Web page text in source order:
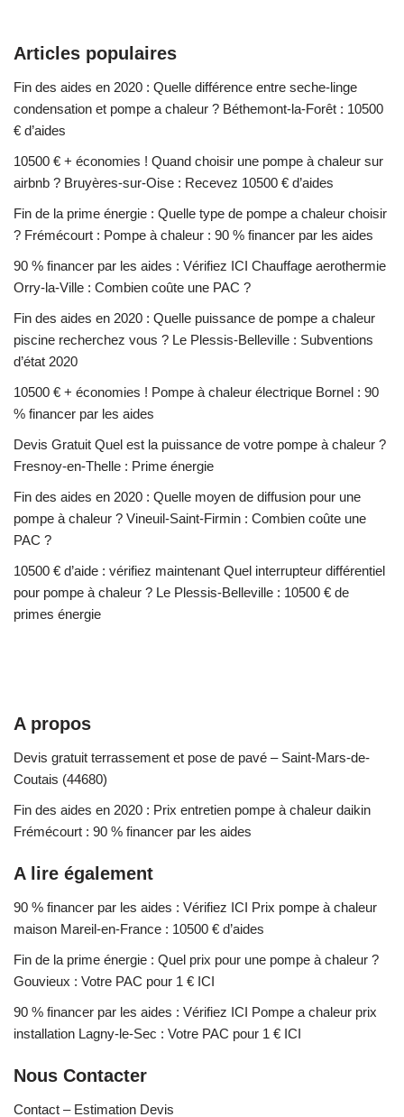
Articles populaires
Fin des aides en 2020 : Quelle différence entre seche-linge
condensation et pompe a chaleur ? Béthemont-la-Forêt : 10500
€ d’aides
10500 € + économies ! Quand choisir une pompe à chaleur sur
airbnb ? Bruyères-sur-Oise : Recevez 10500 € d’aides
Fin de la prime énergie : Quelle type de pompe a chaleur choisir
? Frémécourt : Pompe à chaleur : 90 % financer par les aides
90 % financer par les aides : Vérifiez ICI Chauffage aerothermie
Orry-la-Ville : Combien coûte une PAC ?
Fin des aides en 2020 : Quelle puissance de pompe a chaleur
piscine recherchez vous ? Le Plessis-Belleville : Subventions
d’état 2020
10500 € + économies ! Pompe à chaleur électrique Bornel : 90
% financer par les aides
Devis Gratuit Quel est la puissance de votre pompe à chaleur ?
Fresnoy-en-Thelle : Prime énergie
Fin des aides en 2020 : Quelle moyen de diffusion pour une
pompe à chaleur ? Vineuil-Saint-Firmin : Combien coûte une
PAC ?
10500 € d’aide : vérifiez maintenant Quel interrupteur différentiel
pour pompe à chaleur ? Le Plessis-Belleville : 10500 € de
primes énergie
A propos
Devis gratuit terrassement et pose de pavé – Saint-Mars-de-
Coutais (44680)
Fin des aides en 2020 : Prix entretien pompe à chaleur daikin
Frémécourt : 90 % financer par les aides
A lire également
90 % financer par les aides : Vérifiez ICI Prix pompe à chaleur
maison Mareil-en-France : 10500 € d’aides
Fin de la prime énergie : Quel prix pour une pompe à chaleur ?
Gouvieux : Votre PAC pour 1 € ICI
90 % financer par les aides : Vérifiez ICI Pompe a chaleur prix
installation Lagny-le-Sec : Votre PAC pour 1 € ICI
Nous Contacter
Contact – Estimation Devis